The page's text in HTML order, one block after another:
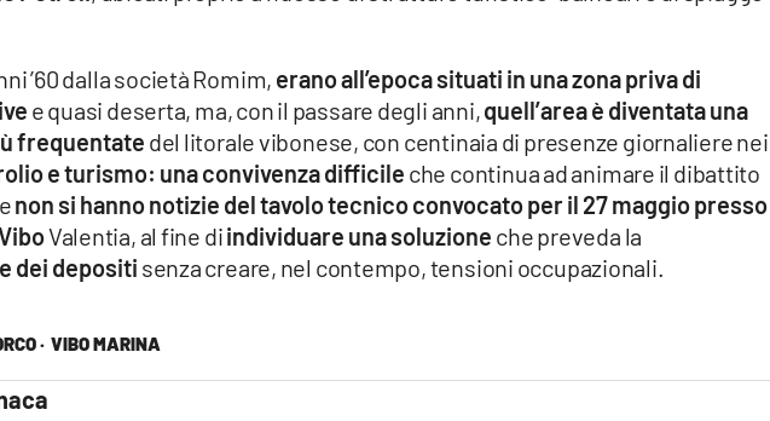
· VIBO MARINA
’60 dalla società Romim, erano all’epoca situati in una zona priva di
e quasi deserta, ma, con il passare degli anni,quell’area è diventata una
frequentate del litorale vibonese, con centinaia di presenze giornaliere nei
e turismo: una convivenza difficile che continua ad animare il dibattito
non si hanno notizie del tavolo tecnico convocato per il 27 maggio presso
Valentia, al fine diindividuare una soluzione che preveda la
dei depositi senza creare, nel contempo, tensioni occupazionali.